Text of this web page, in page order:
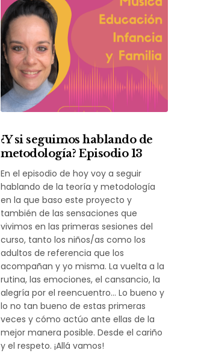
¿Y si seguimos hablando de
metodología? Episodio 13
En el episodio de hoy voy a seguir
hablando de la teoría y metodología
en la que baso este proyecto y
también de las sensaciones que
vivimos en las primeras sesiones del
curso, tanto los niños/as como los
adultos de referencia que los
acompañan y yo misma. La vuelta a la
rutina, las emociones, el cansancio, la
alegría por el reencuentro… Lo bueno y
lo no tan bueno de estas primeras
veces y cómo actúo ante ellas de la
mejor manera posible. Desde el cariño
y el respeto. ¡Allá vamos!